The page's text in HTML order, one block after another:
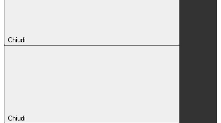
Chiudi
Chiudi